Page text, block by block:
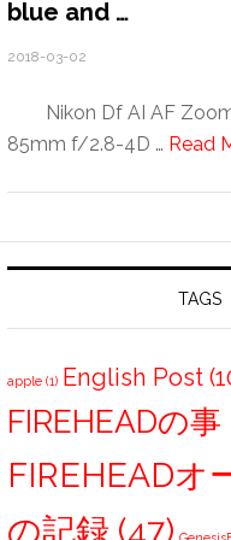
blue and …
2018-03-02
Nikon Df AI AF
85mm f/2.8-4D … Read
TAGS
apple (1) English Post
FIREHEADの事
FIREHEADオ
の記録 (47)